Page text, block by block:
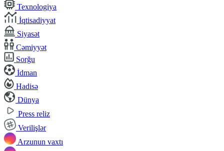
Texnologiya
İqtisadiyyat
Siyasət
Cəmiyyət
Sorğu
İdman
Hadisə
Dünya
Press reliz
Verilişlər
Arzunun vaxtı